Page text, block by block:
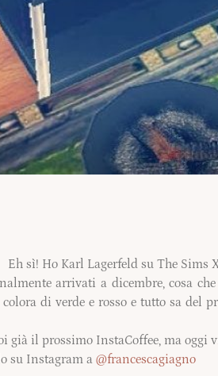
Eh sì! Ho Karl Lagerfeld su The Sims
arrivati a dicembre, cosa
di verde e rosso e tutto sa del
già il prossimo InstaCoffee, ma oggi
su Instagram a @francescagiagno